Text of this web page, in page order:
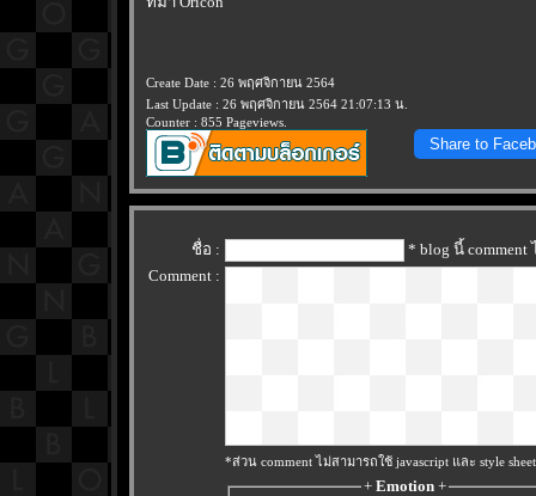
Create Date : 26 พฤศจิกายน 2564
Last Update : 26 พฤศจิกายน 2564 21:07:13 น.
Counter : 855 Pageviews.
Share to
ชื่อ :
* blog นี้
Comment :
*ส่วน comment ไม่สามารถใช้ javascript และ style sheet
+ Emotion+